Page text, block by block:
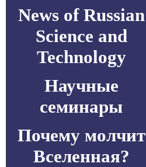
News of Russian
Science and
Technology
Научные
семинары
Почему молчит
Вселенная?